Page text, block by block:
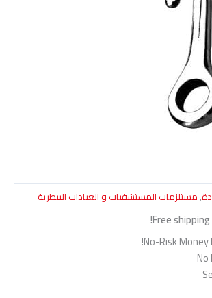
,مستلزمات المستشفيات و العيادات البيطرية
Free
No-Risk Money